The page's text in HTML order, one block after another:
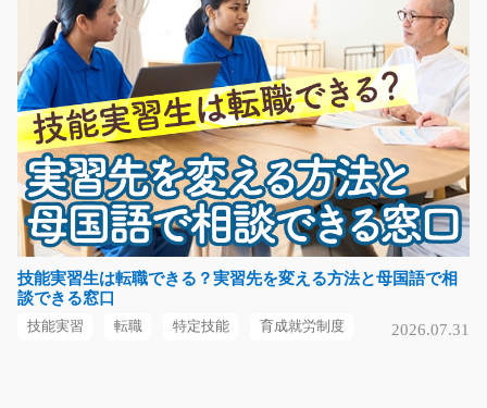
長期（3ヶ月以上）
時給1187円
三重県四日市市
気になる
障がい者施設での介助スタッフ/i01_01286
急募
障がい者施設内で、入浴や食事、着替えなどのサポート
を行います。 日常…
長期（3ヶ月以上）
技能実習生は転職できる？実習先を変える方法と母国語で相
談できる窓口
技能実習 転職 特定技能 育成就労制度 2026.07.31